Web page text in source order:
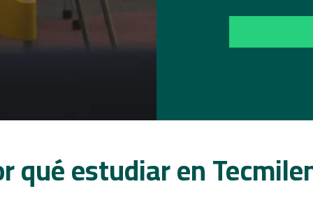
qué estudiar en